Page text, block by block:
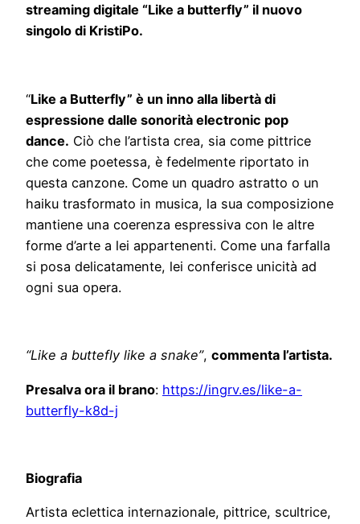
streaming digitale “Like a butterfly” il nuovo
singolo di KristiPo.
“Like a Butterfly” è un inno alla libertà di
espressione dalle sonorità electronic pop
dance. Ciò che l’artista crea, sia come pittrice
che come poetessa, è fedelmente riportato in
questa canzone. Come un quadro astratto o un
haiku trasformato in musica, la sua composizione
mantiene una coerenza espressiva con le altre
forme d’arte a lei appartenenti. Come una farfalla
si posa delicatamente, lei conferisce unicità ad
ogni sua opera.
“Like a buttefly like a snake”, commenta l’artista.
Presalva ora il brano: https://ingrv.es/like-a-
butterfly-k8d-j
Biografia
Artista eclettica internazionale, pittrice, scultrice,